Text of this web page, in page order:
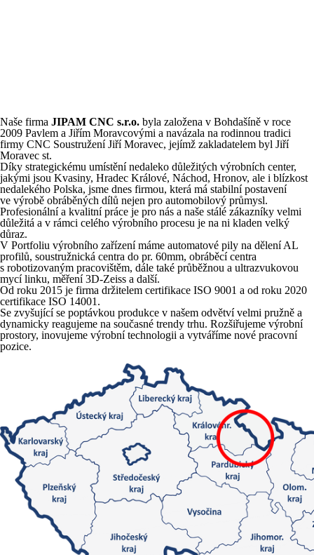
Naše firma JIPAM CNC s.r.o. byla založena v Bohdašíně v roce
2009 Pavlem a Jiřím Moravcovými a navázala na rodinnou tradici
firmy CNC Soustružení Jiří Moravec, jejímž zakladatelem byl Jiří
Moravec st.
Díky strategickému umístění nedaleko důležitých výrobních center,
jakými jsou Kvasiny, Hradec Králové, Náchod, Hronov, ale i blízkost
nedalekého Polska, jsme dnes firmou, která má stabilní postavení
ve výrobě obráběných dílů nejen pro automobilový průmysl.
Profesionální a kvalitní práce je pro nás a naše stálé zákazníky velmi
důležitá a v rámci celého výrobního procesu je na ni kladen velký
důraz.
V Portfoliu výrobního zařízení máme automatové pily na dělení AL
profilů, soustružnická centra do pr. 60mm, obráběcí centra
s robotizovaným pracovištěm, dále také průběžnou a ultrazvukovou
mycí linku, měření 3D-Zeiss a další.
Od roku 2015 je firma držitelem certifikace ISO 9001 a od roku 2020
certifikace ISO 14001.
Se zvyšující se poptávkou produkce v našem odvětví velmi pružně a
dynamicky reagujeme na současné trendy trhu. Rozšiřujeme výrobní
prostory, inovujeme výrobní technologii a vytváříme nové pracovní
pozice.